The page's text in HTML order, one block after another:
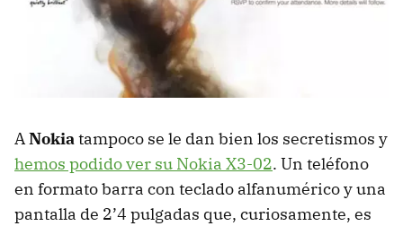
ANokiatampoco se le dan bien los secretismos y
hemos podido ver su Nokia X3-02. Un teléfono
en formato barra con teclado alfanumérico y una
pantalla de 2’4 pulgadas que, curiosamente, es